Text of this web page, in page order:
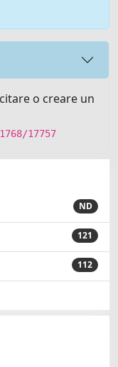
o creare un
17757
ND
121
112